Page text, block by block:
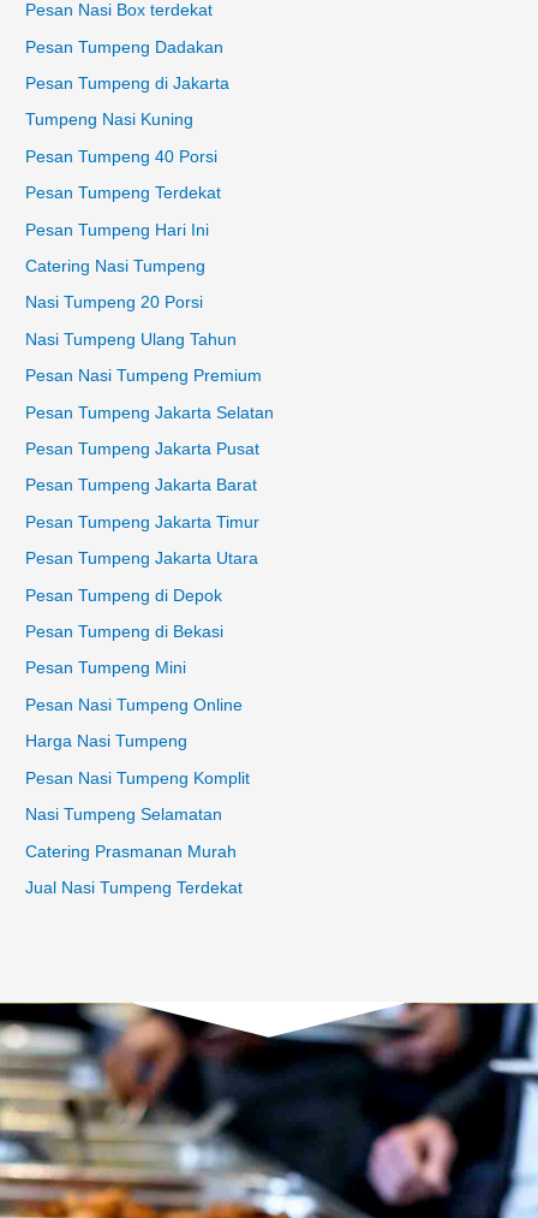
Pesan Nasi Box terdekat
Pesan Tumpeng Dadakan
Pesan Tumpeng di Jakarta
Tumpeng Nasi Kuning
Pesan Tumpeng 40 Porsi
Pesan Tumpeng Terdekat
Pesan Tumpeng Hari Ini
Catering Nasi Tumpeng
Nasi Tumpeng 20 Porsi
Nasi Tumpeng Ulang Tahun
Pesan Nasi Tumpeng Premium
Pesan Tumpeng Jakarta Selatan
Pesan Tumpeng Jakarta Pusat
Pesan Tumpeng Jakarta Barat
Pesan Tumpeng Jakarta Timur
Pesan Tumpeng Jakarta Utara
Pesan Tumpeng di Depok
Pesan Tumpeng di Bekasi
Pesan Tumpeng Mini
Pesan Nasi Tumpeng Online
Harga Nasi Tumpeng
Pesan Nasi Tumpeng Komplit
Nasi Tumpeng Selamatan
Catering Prasmanan Murah
Jual Nasi Tumpeng Terdekat